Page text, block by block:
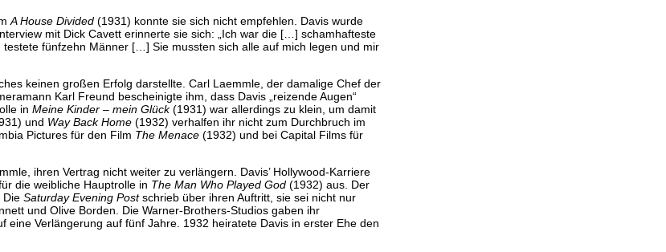
A House Divided (1931) konnte sie sich nicht empfehlen. Davis wurde
mit Dick Cavett erinnerte sie sich: „Ich war die […] schamhafteste
fünfzehn Männer […] Sie mussten sich alle auf mich legen und mir
keinen großen Erfolg darstellte. Carl Laemmle, der damalige Chef der
Karl Freund bescheinigte ihm, dass Davis „reizende Augen“
in Meine Kinder – mein Glück(1931) war allerdings zu klein, um damit
und Way Back Home (1932) verhalfen ihr nicht zum Durchbruch im
Pictures für den Film The Menace (1932) und bei Capital Films für
ihren Vertrag nicht weiter zu verlängern. Davis’ Hollywood-Karriere
die weibliche Hauptrolle in The Man Who Played God (1932) aus. Der
Die Saturday Evening Postschrieb über ihren Auftritt, sie sei nicht nur
und Olive Borden. Die Warner-Brothers-Studios gaben ihr
Verlängerung auf fünf Jahre. 1932 heiratete Davis in erster Ehe den